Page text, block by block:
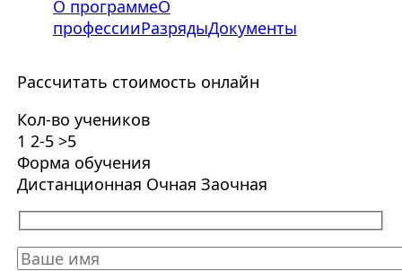
О программеО
профессииРазрядыДокументы
Рассчитать стоимость онлайн
Кол-во учеников
1 2-5 >5
Форма обучения
Дистанционная Очная Заочная